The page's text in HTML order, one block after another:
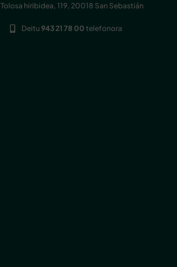
Tolosa hiribidea, 119, 20018 San Sebastián
Deitu943 21 78 00 telefonora